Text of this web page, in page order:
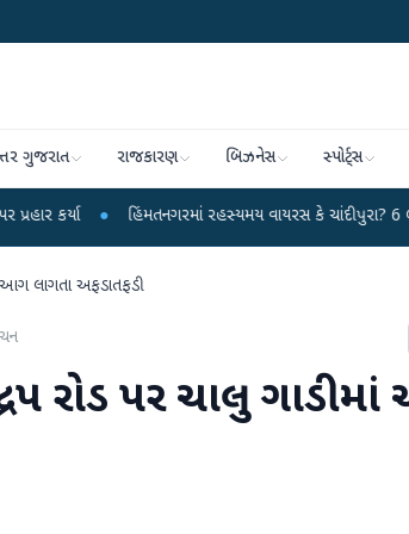
ગુજરાત રાજકારણ બિઝનેસ સ્પોર્ટ્સ
● હિંમતનગરમાં રહસ્યમય વાયરસ કે ચાંદીપુરા? 6 બાળકોના મોતથી
આગ લાગતા અફડાતફડી
રોડ પર ચાલુ